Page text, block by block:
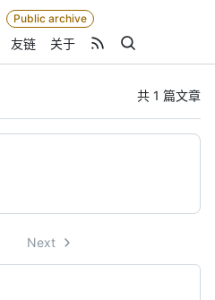
Public archive
友链 关于
共 1 篇文章
Next